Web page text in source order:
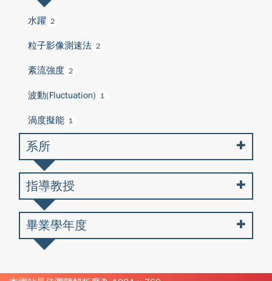
水躍 2
粒子影像測速法 2
紊流強度 2
波動(Fluctuation) 1
渦度擬能 1
系所
指導教授
畢業學年度